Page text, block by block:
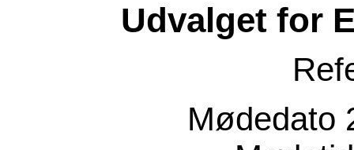
Udvalget for
Mødedato